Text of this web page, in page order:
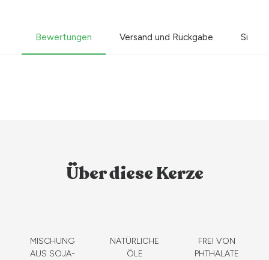
Bewertungen Versand und Rückgabe
Über diese Kerze
MISCHUNG
AUS SOJA-
NATÜRLICHE
ÖLE
FREI VON
PHTHALATE